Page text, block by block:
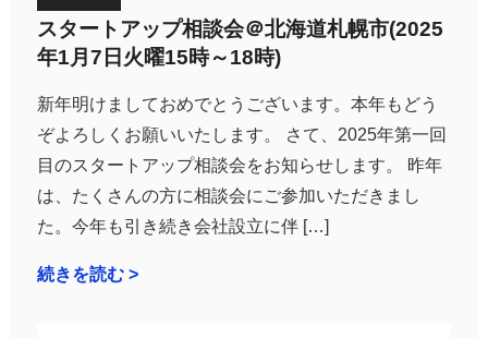
スタートアップ相談会＠北海道札幌市(2025
年1月7日火曜15時～18時)
新年明けましておめでとうございます。本年もどう
ぞよろしくお願いいたします。 さて、2025年第一回
目のスタートアップ相談会をお知らせします。 昨年
は、たくさんの方に相談会にご参加いただきまし
た。今年も引き続き会社設立に伴 […]
続きを読む >